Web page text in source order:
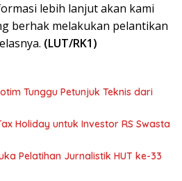
lebih lanjut akan kami
berhak melakukan pelantikan
(LUT/RK1)
Tunggu Petunjuk Teknis dari
Holiday untuk Investor RS Swasta
Pelatihan Jurnalistik HUT ke-33